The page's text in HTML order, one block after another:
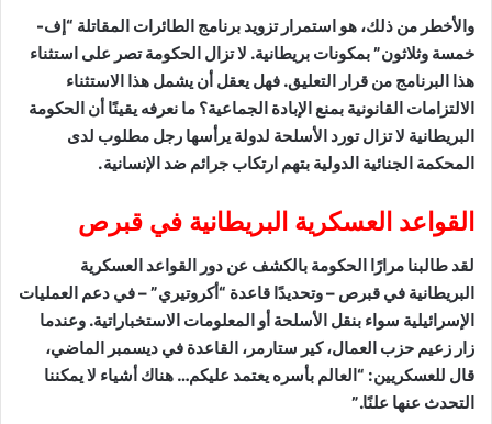
والأخطر من ذلك، هو استمرار تزويد برنامج الطائرات المقاتلة “إف-
خمسة وثلاثون” بمكونات بريطانية. لا تزال الحكومة تصر على استثناء
هذا البرنامج من قرار التعليق. فهل يعقل أن يشمل هذا الاستثناء
الالتزامات القانونية بمنع الإبادة الجماعية؟ ما نعرفه يقينًا أن الحكومة
البريطانية لا تزال تورد الأسلحة لدولة يرأسها رجل مطلوب لدى
المحكمة الجنائية الدولية بتهم ارتكاب جرائم ضد الإنسانية.
القواعد العسكرية البريطانية في قبرص
لقد طالبنا مرارًا الحكومة بالكشف عن دور القواعد العسكرية
البريطانية في قبرص – وتحديدًا قاعدة “أكروتيري” – في دعم العمليات
الإسرائيلية سواء بنقل الأسلحة أو المعلومات الاستخباراتية. وعندما
زار زعيم حزب العمال، كير ستارمر، القاعدة في ديسمبر الماضي،
قال للعسكريين: “العالم بأسره يعتمد عليكم… هناك أشياء لا يمكننا
التحدث عنها علنًا.”